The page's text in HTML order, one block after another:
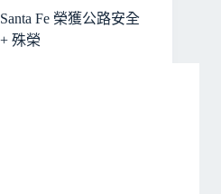
Fe 榮獲公路安全
殊榮